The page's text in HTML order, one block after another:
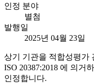
인정 분야
별첨
발행일
2025년 04월 23일
상기 기관을 적합성평가
ISO 20387:2018 에 의거
인정합니다.